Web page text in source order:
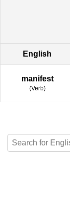
English
manifest
(Verb)